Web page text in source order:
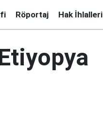
Röportaj Hak İhlalleri